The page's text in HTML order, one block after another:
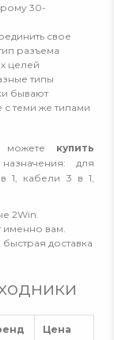
30-
свое
разъема
целей
типы
бывают
теми же типами
можете купить
для
1, кабели 3 в 1,
2Win.
именно вам.
доставка
Цена